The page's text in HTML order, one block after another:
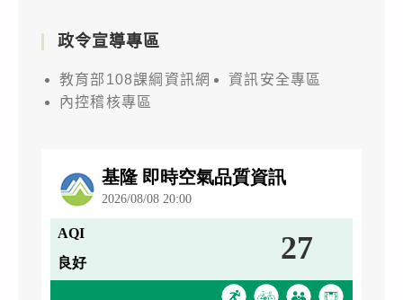
政令宣導專區
教育部108課綱資訊網
資訊安全專區
內控稽核專區